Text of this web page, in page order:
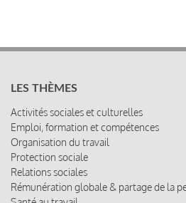
LES THÈMES
Activités sociales et culturelles
Emploi, formation et compétences
Organisation du travail
Protection sociale
Relations sociales
Rémunération globale & partage de la